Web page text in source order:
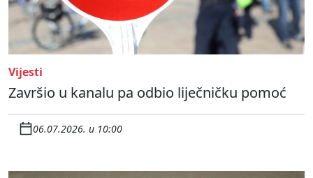
Vijesti
Završio u kanalu pa odbio liječničku pomoć
06.07.2026. u 10:00